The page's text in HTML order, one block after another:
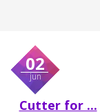
02
jun
Cutter for ...